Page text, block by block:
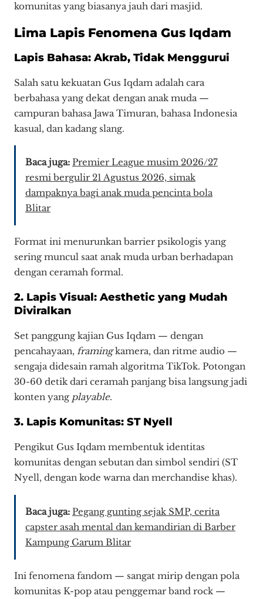
komunitas yang biasanya jauh dari masjid.
Lima Lapis Fenomena Gus Iqdam
Lapis Bahasa: Akrab, Tidak Menggurui
Salah satu kekuatan Gus Iqdam adalah cara
berbahasa yang dekat dengan anak muda —
campuran bahasa Jawa Timuran, bahasa Indonesia
kasual, dan kadang slang.
Baca juga: Premier League musim 2026/27
resmi bergulir 21 Agustus 2026, simak
dampaknya bagi anak muda pencinta bola
Blitar
Format ini menurunkan barrier psikologis yang
sering muncul saat anak muda urban berhadapan
dengan ceramah formal.
2. Lapis Visual: Aesthetic yang Mudah
Diviralkan
Set panggung kajian Gus Iqdam — dengan
pencahayaan, framingkamera, dan ritme audio —
sengaja didesain ramah algoritma TikTok. Potongan
30-60 detik dari ceramah panjang bisa langsung jadi
konten yang playable.
3. Lapis Komunitas: ST Nyell
Pengikut Gus Iqdam membentuk identitas
komunitas dengan sebutan dan simbol sendiri (ST
Nyell, dengan kode warna dan merchandise khas).
Baca juga: Pegang gunting sejak SMP, cerita
capster asah mental dan kemandirian di Barber
Kampung Garum Blitar
Ini fenomena fandom — sangat mirip dengan pola
komunitas K-pop atau penggemar band rock —